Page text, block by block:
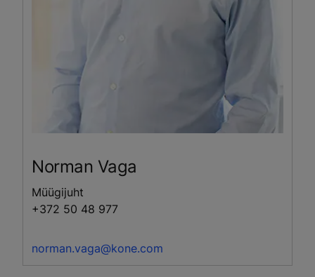
Norman Vaga
Müügijuht
+372 50 48 977
norman.vaga@kone.com